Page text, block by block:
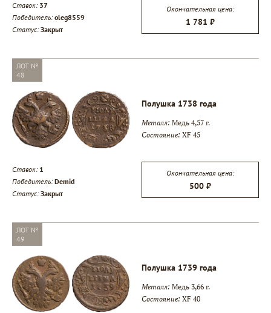
Ставок: 37
Победитель: oleg8559
Статус:Закрыт
Окончательная цена:
1 781 ₽
ЛОТ №
48
Полушка 1738 года
Металл: Медь 4,57 г.
Состояние: XF 45
Ставок: 1
Победитель: Demid
Статус:Закрыт
Окончательная цена:
500 ₽
ЛОТ №
49
Полушка 1739 года
Металл: Медь 3,66 г.
Состояние: XF 40